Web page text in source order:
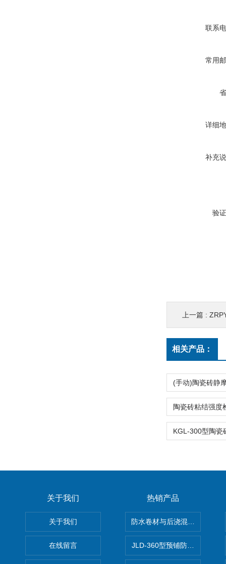
联系
常用
详细
补充
验
上一篇 :
相关产品：
关于我们
关于我们
在线留言
热销产品
防水卷材与后浇混凝土剥离强
JLD-360型预铺防水卷材抗冲